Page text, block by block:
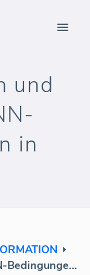
und
in
Berechnungen und WENN-DANN-Bedingungen in Regeln